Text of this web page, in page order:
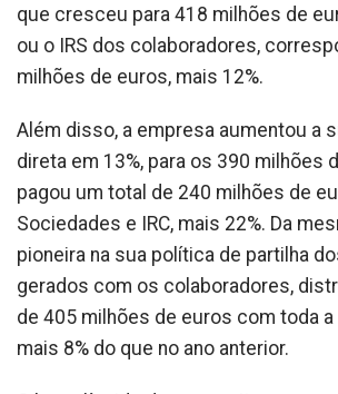
que cresceu para 418 milhões de
ou o IRS dos colaboradores,
milhões de euros, mais 12%.
Além disso, a empresa aumentou a
direta em 13%, para os 390 milhões
pagou um total de 240 milhões de
Sociedades e IRC, mais 22%. Da
pioneira na sua política de partilha
gerados com os colaboradores,
de 405 milhões de euros com toda a
mais 8% do que no ano anterior.